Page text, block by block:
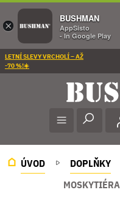
LETNÍ SLEVY VRCHOLÍ – AŽ
-70 %!☀️
ÚVOD DOPLŇKY
×
BUSHMAN
AppSisto
- In Google Play